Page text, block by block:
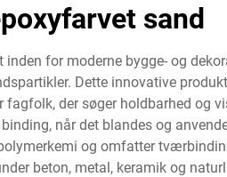
sand
for moderne bygge- og
Dette innovative
der søger holdbarhed og
når det blandes og
og omfatter
beton, metal, keramik og